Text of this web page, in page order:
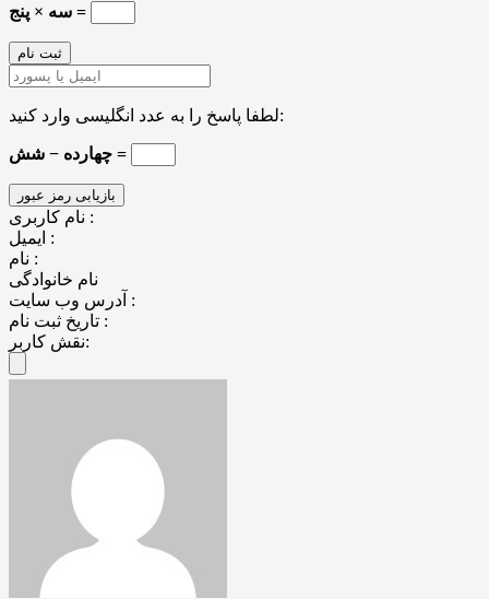
سه × پنج =
لطفا پاسخ را به عدد انگلیسی وارد کنید:
چهارده − شش =
نام کاربری :
ایمیل :
نام :
نام خانوادگی
آدرس وب سایت :
تاریخ ثبت نام :
نقش کاربر: